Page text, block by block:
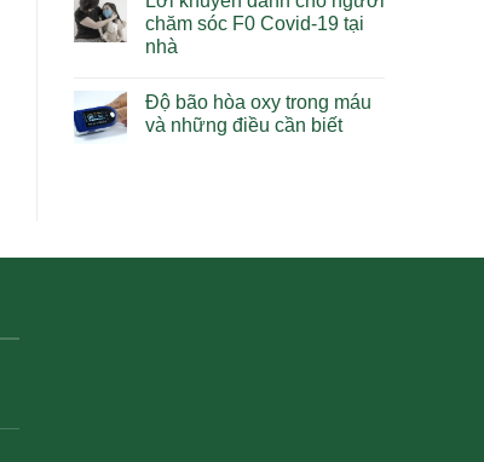
chăm sóc F0 Covid-19 tại
nhà
Độ bão hòa oxy trong máu
và những điều cần biết